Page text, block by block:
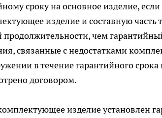
сроку на основное изделие,
изделие и составную часть
чем
связанные с недостатками
в течение гарантийного
договором.
изделие установлен